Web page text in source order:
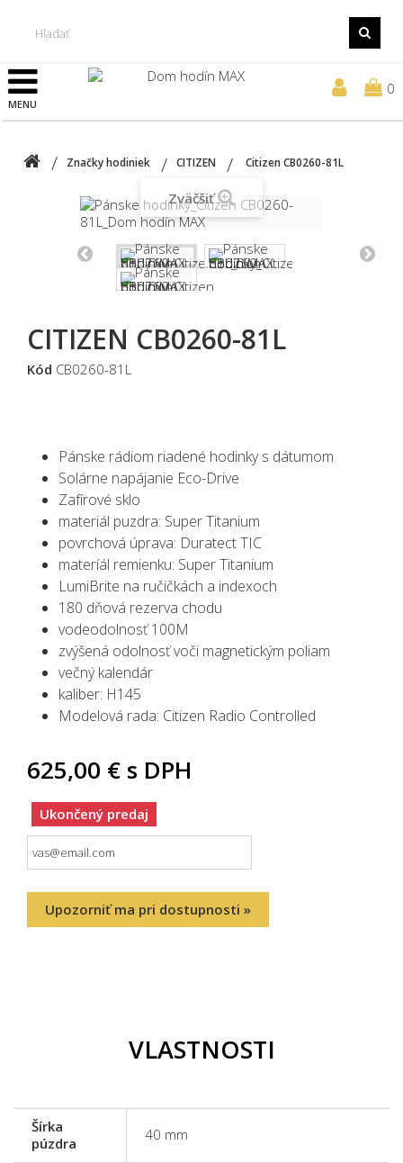
MENU
0
Značky hodiniek CITIZEN Citizen CB0260-81L
Zväčšiť
CITIZEN CB0260-81L
Kód CB0260-81L
Pánske rádiom riadené hodinky s dátumom
Solárne napájanie Eco-Drive
Zafírové sklo
materiál puzdra: Super Titanium
povrchová úprava: Duratect TIC
materíál remienku: Super Titanium
LumiBrite na ručičkách a indexoch
180 dňová rezerva chodu
vodeodolnosť 100M
zvýšená odolnosť voči magnetickým poliam
večný kalendár
kaliber: H145
Modelová rada: Citizen Radio Controlled
625,00 € s DPH
Ukončený predaj
Upozorniť ma pri dostupnosti »
VLASTNOSTI
Šírka
púzdra
40 mm